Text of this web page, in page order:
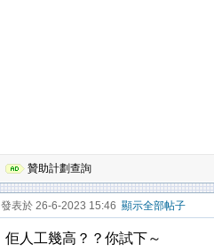
贊助計劃查詢
發表於 26-6-2023 15:46 顯示全部帖子
佢人工幾高？？你試下～